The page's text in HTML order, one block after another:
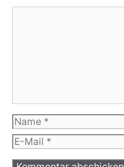
Name
E-
Mail